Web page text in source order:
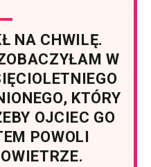
NA CHWILĘ.
W
KTÓRY
OJCIEC GO
POWOLI